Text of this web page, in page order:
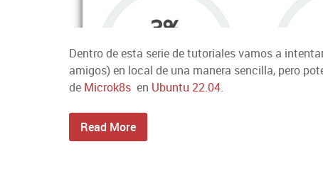
Dentro de esta serie de tutoriales vamos a
amigos) en local de una manera sencilla, pero
de Microk8s en Ubuntu 22.04.
Read More